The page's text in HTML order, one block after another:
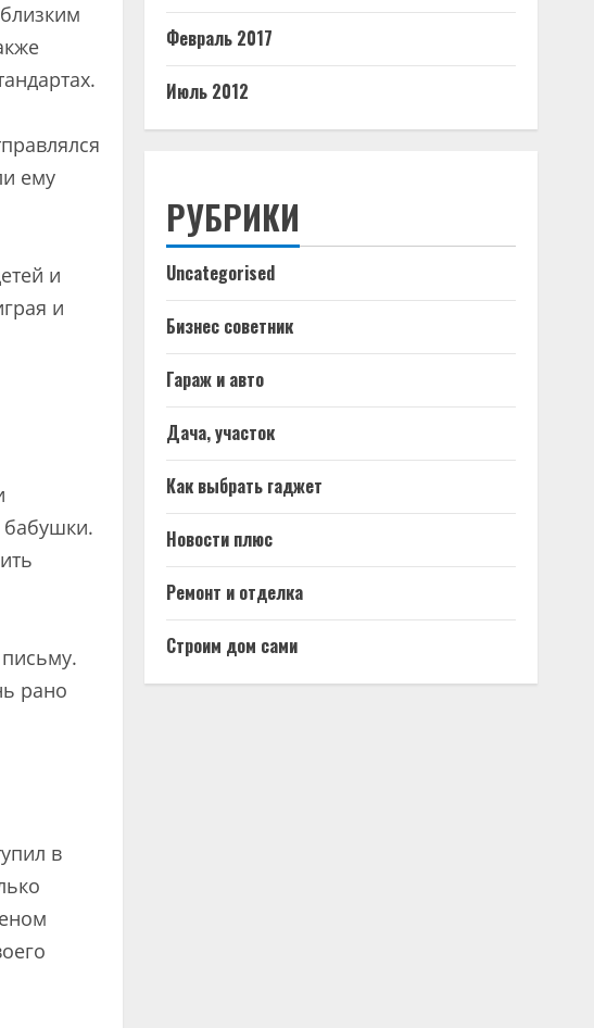
ему
и
и
рано
в
Февраль 2017
Июль 2012
РУБРИКИ
Uncategorised
Бизнес советник
Гараж и авто
Дача, участок
Как выбрать гаджет
Новости плюс
Ремонт и отделка
Строим дом сами